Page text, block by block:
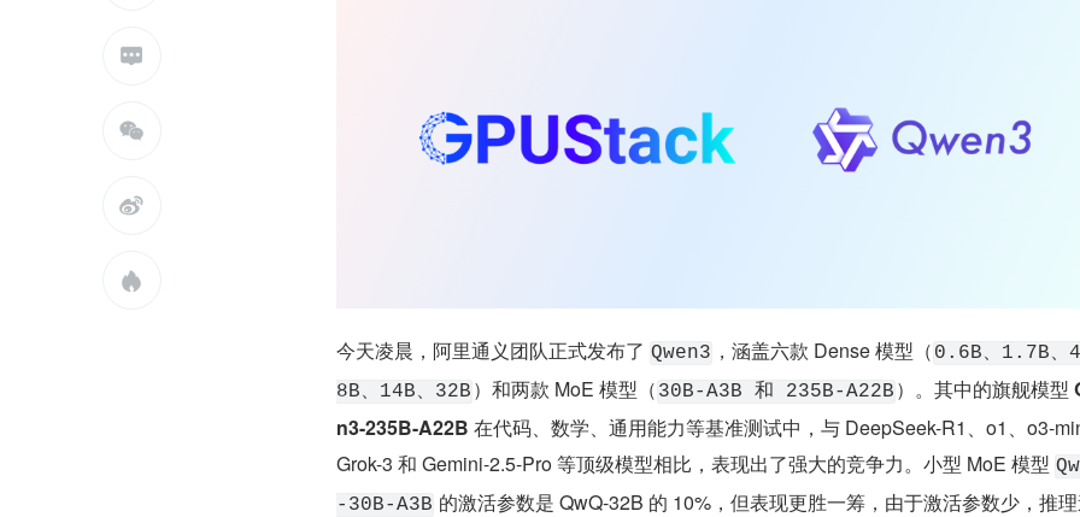




今天凌晨，阿里通义团队正式发布了 Qwen3 ，涵盖六款 Dense 模型（ 0.6B、1.7B、
8B、14B、32B ）和两款 MoE 模型（ 30B-A3B 和 235B-A22B ）。其中的旗舰模型
n3-235B-A22B 在代码、数学、通用能力等基准测试中，与 DeepSeek-R1、o1、o3-
Grok-3 和 Gemini-2.5-Pro 等顶级模型相比，表现出了强大的竞争力。小型 MoE 模型
-30B-A3B 的激活参数是 QwQ-32B 的 10%，但表现更胜一筹，由于激活参数少，推